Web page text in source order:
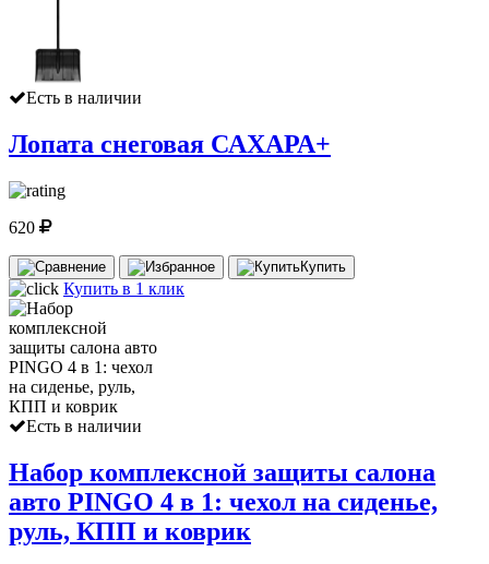
Есть в наличии
Лопата снеговая САХАРА+
620
Купить
Купить в 1 клик
Есть в наличии
Набор комплексной защиты салона
авто PINGO 4 в 1: чехол на сиденье,
руль, КПП и коврик